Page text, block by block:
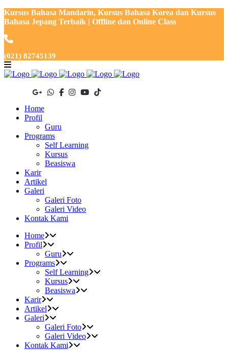
Kursus Bahasa Mandarin, Kursus Bahasa Korea dan Kursus
Bahasa Jepang Terbaik | Offline dan Online Class
(021) 82745139
Home
Profil
Guru
Programs
Self Learning
Kursus
Beasiswa
Karir
Artikel
Galeri
Galeri Foto
Galeri Video
Kontak Kami
Home
Profil
Guru
Programs
Self Learning
Kursus
Beasiswa
Karir
Artikel
Galeri
Galeri Foto
Galeri Video
Kontak Kami